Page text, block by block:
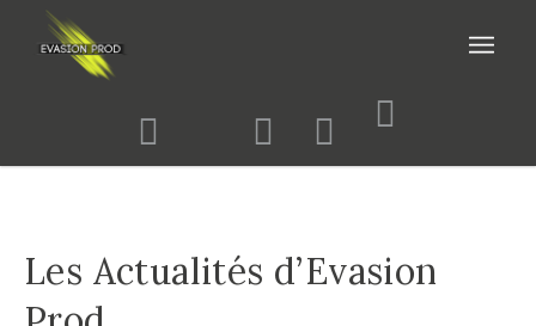
Les Actualités d’Evasion